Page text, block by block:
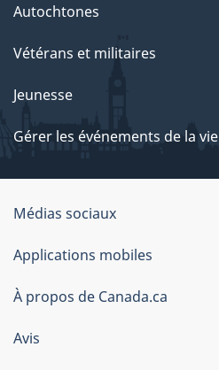
Autochtones
Vétérans et militaires
Jeunesse
Gérer les événements de la vie
Organisation
du
gouvernement
du
Canada
Médias sociaux
Applications mobiles
À propos de Canada.ca
Avis